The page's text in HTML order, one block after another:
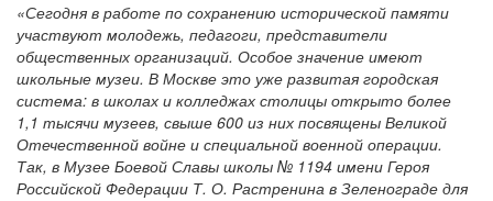
«Сегодня в работе по сохранению исторической памяти
участвуют молодежь, педагоги, представители
общественных организаций. Особое значение имеют
школьные музеи. В Москве это уже развитая городская
система: в школах и колледжах столицы открыто более
1,1 тысячи музеев, свыше 600 из них посвящены Великой
Отечественной войне и специальной военной операции.
Так, в Музее Боевой Славы школы № 1194 имени Героя
Российской Федерации Т. О. Растренина в Зеленограде для